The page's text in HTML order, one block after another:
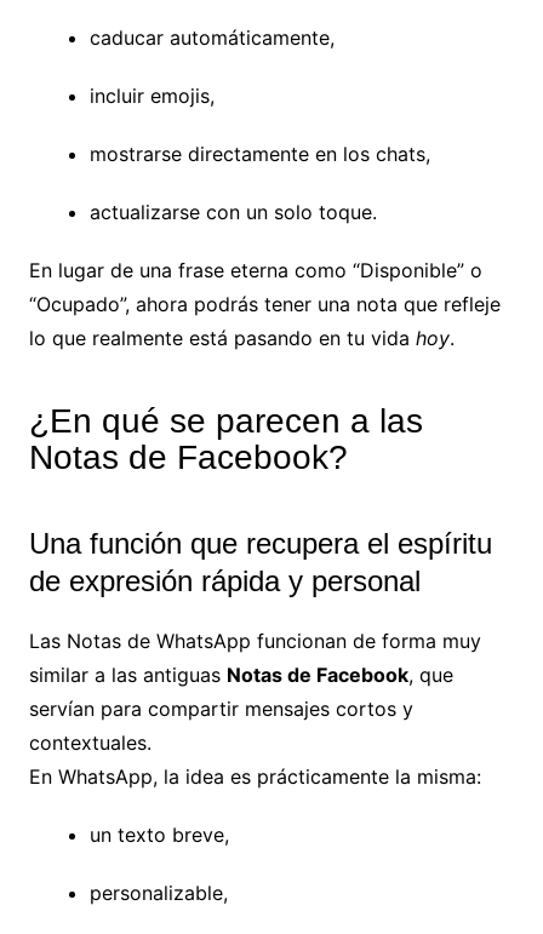
caducar automáticamente,
incluir emojis,
mostrarse directamente en los chats,
actualizarse con un solo toque.
En lugar de una frase eterna como “Disponible” o
“Ocupado”, ahora podrás tener una nota que refleje
lo que realmente está pasando en tu vida hoy.
¿En qué se parecen a las
Notas de Facebook?
Una función que recupera el espíritu
de expresión rápida y personal
Las Notas de WhatsApp funcionan de forma muy
similar a las antiguas Notas de Facebook, que
servían para compartir mensajes cortos y
contextuales.
En WhatsApp, la idea es prácticamente la misma:
un texto breve,
personalizable,